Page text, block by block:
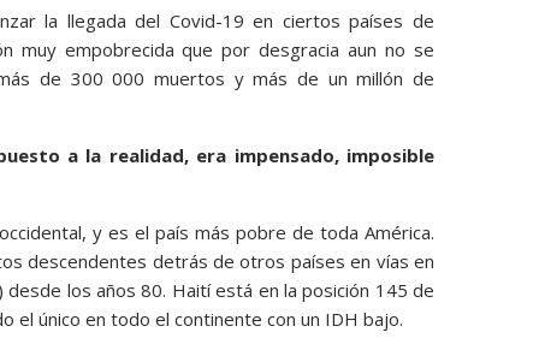
la llegada del Covid-19 en ciertos países de
muy empobrecida que por desgracia aun no se
de 300 000 muertos y más de un millón de
a la realidad, era impensado, imposible
y es el país más pobre de toda América.
descendentes detrás de otros países en vías en
los años 80. Haití está en la posición 145 de
el único en todo el continente con un IDH bajo.